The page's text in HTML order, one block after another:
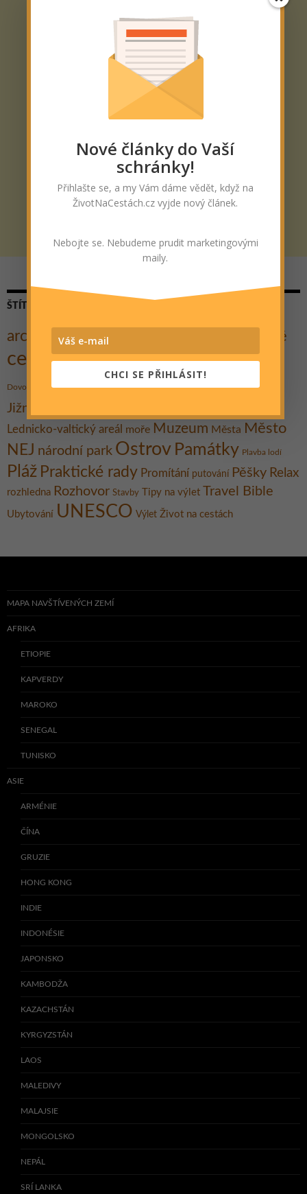
ŠTÍTKY
architektura Autostop Cestovatelé
cestováníCyklo Dobrodružství Dobročinnost
Dovolená Festival Gent historiehoryHrad Indie Jezero
Jižní Morava
Lednicko-valtický areál moře Muzeum Města Město
NEJ národní park Ostrov Památky Plavba lodí
Pláž Praktické rady Promítání putování Pěšky Relax
rozhledna Rozhovor Stavby Tipy na výlet Travel Bible
Ubytování UNESCO Výlet Život na cestách
MAPA NAVŠTÍVENÝCH ZEMÍ
AFRIKA
ETIOPIE
KAPVERDY
MAROKO
SENEGAL
TUNISKO
ASIE
ARMÉNIE
ČÍNA
GRUZIE
HONG KONG
INDIE
INDONÉSIE
JAPONSKO
KAMBODŽA
KAZACHSTÁN
KYRGYZSTÁN
LAOS
MALEDIVY
MALAJSIE
MONGOLSKO
NEPÁL
SRÍ LANKA
Nové články do Vaší
schránky!
Přihlašte se, a my Vám dáme vědět, když na
ŽivotNaCestách.cz vyjde nový článek.
Nebojte se. Nebudeme prudit marketingovými
maily.
CHCI SE PŘIHLÁSIT!